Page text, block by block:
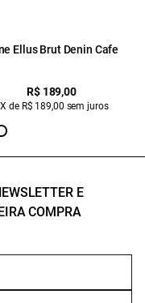
Ellus Brut Denin Cafe
R$ 189,00
de R$ 189,00 sem juros
E
COMPRA